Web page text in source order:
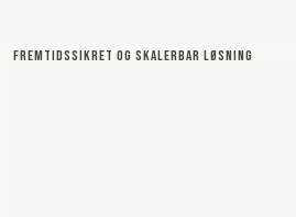
Fremtidssikret og skalerbar løsning​